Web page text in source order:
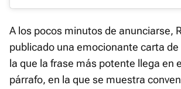
A los pocos minutos de anunciarse,
publicado una emocionante carta
la que la frase más potente llega en
párrafo, en la que se muestra